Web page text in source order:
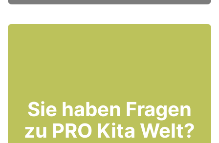
Sie haben Fragen
zu PRO Kita Welt?